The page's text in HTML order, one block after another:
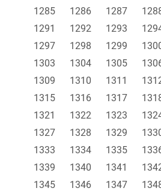
1285
1286 1287
1291
1292 1293
1297
1298 1299
1303
1304 1305
1309
1310 1311
1315
1316 1317
1321
1322 1323
1327
1328 1329
1333
1334 1335
1339
1340 1341
1345
1346 1347